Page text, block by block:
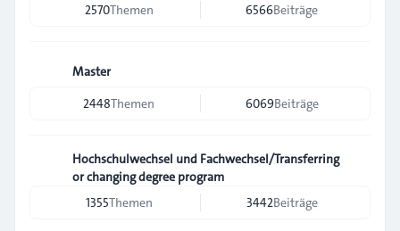
2570Themen 6566Beiträge
Master
2448Themen 6069Beiträge
Hochschulwechsel und Fachwechsel/Transferring
or changing degree program
1355Themen 3442Beiträge